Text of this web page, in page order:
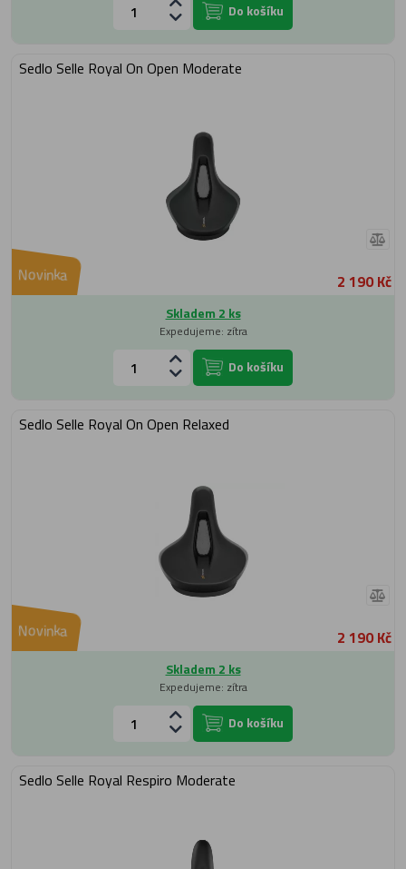
Do košíku
Sedlo Selle Royal On Open Moderate
Novinka 2 190 Kč
Skladem 2 ks
Expedujeme: zítra
Do košíku
Sedlo Selle Royal On Open Relaxed
Novinka 2 190 Kč
Skladem 2 ks
Expedujeme: zítra
Do košíku
Sedlo Selle Royal Respiro Moderate